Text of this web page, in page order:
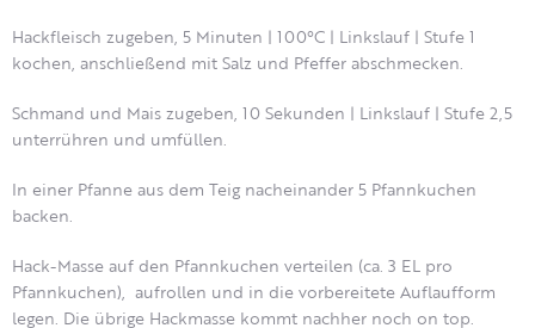
Hackfleisch zugeben, 5 Minuten | 100°C | Linkslauf | Stufe 1
kochen, anschließend mit Salz und Pfeffer abschmecken.
Schmand und Mais zugeben, 10 Sekunden | Linkslauf | Stufe 2,5
unterrühren und umfüllen.
In einer Pfanne aus dem Teig nacheinander 5 Pfannkuchen
backen.
Hack-Masse auf den Pfannkuchen verteilen (ca. 3 EL pro
Pfannkuchen), aufrollen und in die vorbereitete Auflaufform
legen. Die übrige Hackmasse kommt nachher noch on top.